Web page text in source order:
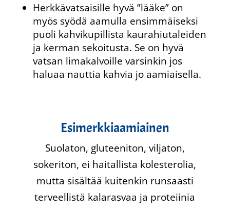
Herkkävatsaisille hyvä ”lääke” on
myös syödä aamulla ensimmäiseksi
puoli kahvikupillista kaurahiutaleiden
ja kerman sekoitusta. Se on hyvä
vatsan limakalvoille varsinkin jos
haluaa nauttia kahvia jo aamiaisella.
Esimerkkiaamiainen
Suolaton, gluteeniton, viljaton,
sokeriton, ei haitallista kolesterolia,
mutta sisältää kuitenkin runsaasti
terveellistä kalarasvaa ja proteiinia